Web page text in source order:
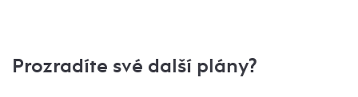
Prozradíte své další plány?